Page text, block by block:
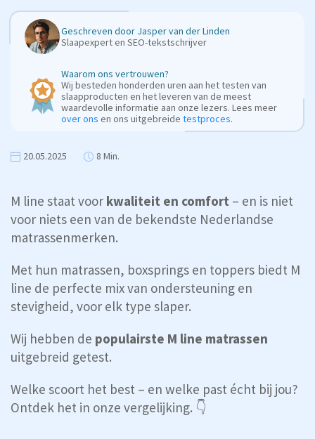
Geschreven door Jasper van der Linden
Slaapexpert en SEO-tekstschrijver
Waarom ons vertrouwen?
Wij besteden honderden uren aan het testen van
slaapproducten en het leveren van de meest
waardevolle informatie aan onze lezers. Lees meer
over ons en ons uitgebreide testproces.
20.05.2025 8 Min.
M line staat voor kwaliteit en comfort – en is niet
voor niets een van de bekendste Nederlandse
matrassenmerken.
Met hun matrassen, boxsprings en toppers biedt M
line de perfecte mix van ondersteuning en
stevigheid, voor elk type slaper.
Wij hebben de populairste M line matrassen
uitgebreid getest.
Welke scoort het best – en welke past écht bij jou?
Ontdek het in onze vergelijking. 👇